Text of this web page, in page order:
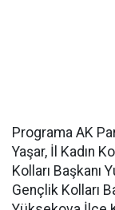
Programa AK
Yaşar, İl Kadın
Kolları Başkanı
Gençlik Kolları